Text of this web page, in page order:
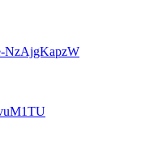
NzAjgKapzW